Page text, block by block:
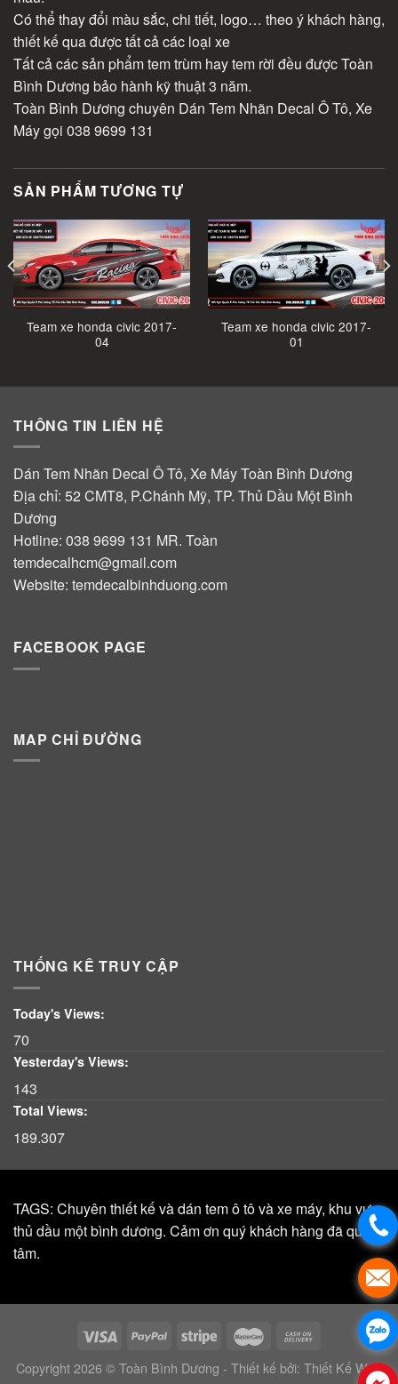
Có thể thay đổi màu sắc, chi tiết, logo… theo ý khách hàng,
thiết kế qua được tất cả các loại xe
Tất cả các sản phẩm tem trùm hay tem rời đều được Toàn
Bình Dương bảo hành kỹ thuật 3 năm.
Toàn Bình Dương chuyên Dán Tem Nhãn Decal Ô Tô, Xe
Máy gọi 038 9699 131
SẢN PHẨM TƯƠNG TỰ
Team xe honda civic 2017-
04
Team xe honda civic 2017-
01
THÔNG TIN LIÊN HỆ
Dán Tem Nhãn Decal Ô Tô, Xe Máy Toàn Bình Dương
Địa chỉ: 52 CMT8, P.Chánh Mỹ, TP. Thủ Dầu Một Bình
Dương
Hotline: 038 9699 131 MR. Toàn
temdecalhcm@gmail.com
Website: temdecalbinhduong.com
FACEBOOK PAGE
MAP CHỈ ĐƯỜNG
THỐNG KÊ TRUY CẬP
Today's Views:
70
Yesterday's Views:
143
Total Views:
189.307
TAGS: Chuyên thiết kế và dán tem ô tô và xe máy, khu vực,
thủ dầu một bình dương. Cảm ơn quý khách hàng đã quan
tâm.
Copyright 2026 © Toàn Bình Dương - Thiết kế bởi: Thiết Kế Web